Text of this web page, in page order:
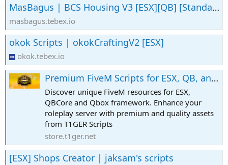
MasBagus | BCS Housing V3 [ESX][QB] [Standalone]
masbagus.tebex.io
okok Scripts | okokCraftingV2 [ESX]
okok.tebex.io
Premium FiveM Scripts for ESX, QB, and Qbox by T1GER
Discover unique FiveM resources for ESX,
QBCore and Qbox framework. Enhance your
roleplay server with premium and quality assets
from T1GER Scripts
store.t1ger.net
[ESX] Shops Creator | jaksam's scripts